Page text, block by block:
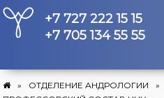
Перейти
к
содержимому
+7 727 222 15 15
+7 705 134 55 55
» ОТДЕЛЕНИЕ АНДРОЛОГИИ
»